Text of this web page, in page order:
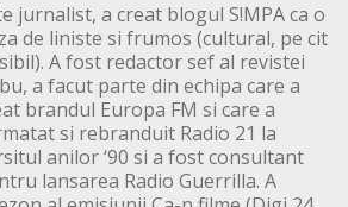
jurnalist, a creat blogul S!MPA ca o
de liniste si frumos (cultural, pe cit
A fost redactor sef al revistei
a facut parte din echipa care a
brandul Europa FM si care a
si rebranduit Radio 21 la
anilor ‘90 si a fost consultant
lansarea Radio Guerrilla. A